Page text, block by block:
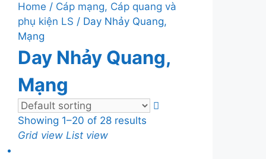
Home / Cáp mạng, Cáp quang và
phụ kiện LS / Day Nhảy Quang,
Mạng
Day Nhảy Quang,
Mạng
Showing 1–20 of 28 results
Grid view List view